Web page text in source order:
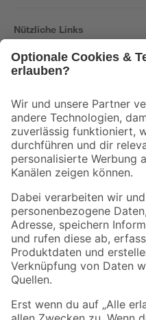
Nützliche Links
Der toom Newsletter: Keine
Zur Newsletter Anmeldung
Folge uns
Zahlungsarten
Sicher einkaufen